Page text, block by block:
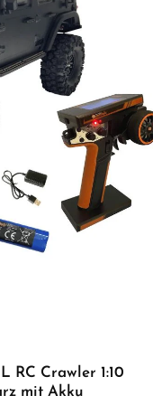
wie XL-Öldruck-
und einem kräftigen 10 kg
sorgt für zuverlässige
auch bei
RC Auto starten möchten.
Bauweise und der einstellbaren
Anfänger als auch für
in unserem Shop verfügbar.
reparieren oder aufrüsten –
Modellen ohne
190 mm Radstand: 310 mm Reifen:
Anleitung Erforderliches
RC Crawler 1:10
mit Akku